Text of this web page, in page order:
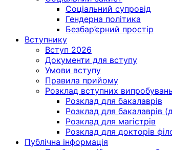
Соціальний супровід
Гендерна політика
Безбар’єрний простір
Вступнику
Вступ 2026
Документи для вступу
Умови вступу
Правила прийому
Розклад вступних випробувань
Розклад для бакалаврів
Розклад для бакалаврів
Розклад для магістрів
Розклад для докторів
Публічна інформація